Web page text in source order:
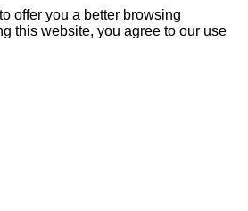
offer you a better browsing
this website, you agree to our use